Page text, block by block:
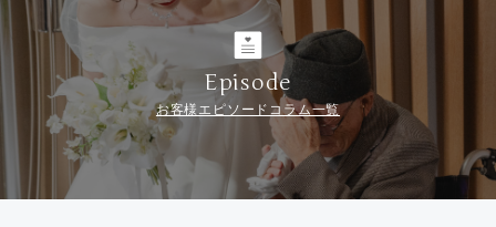
Episode
お客様エピソードコラム一覧